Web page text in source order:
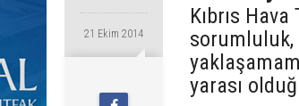
21 Ekim 2014
Kıbrıs
sorumluluk,
yarası